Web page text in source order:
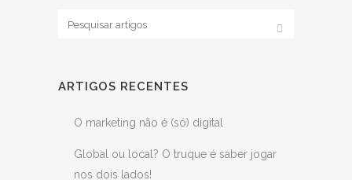
ARTIGOS RECENTES
O marketing não é (só) digital
Global ou local? O truque é saber jogar
nos dois lados!